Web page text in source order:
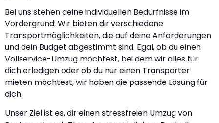
Bei uns stehen deine individuellen Bedürfnisse im
Vordergrund. Wir bieten dir verschiedene
Transportmöglichkeiten, die auf deine Anforderungen
und dein Budget abgestimmt sind. Egal, ob du einen
Vollservice-Umzug möchtest, bei dem wir alles für
dich erledigen oder ob du nur einen Transporter
mieten möchtest, wir haben die passende Lösung für
dich.
Unser Ziel ist es, dir einen stressfreien Umzug von